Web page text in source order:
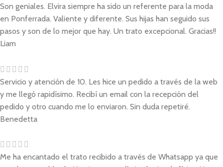
Son geniales. Elvira siempre ha sido un referente para la moda
en Ponferrada. Valiente y diferente. Sus hijas han seguido sus
pasos y son de lo mejor que hay. Un trato excepcional. Gracias!!
Liam
Servicio y atención de 10. Les hice un pedido a través de la web
y me llegó rapidísimo. Recibí un email con la recepción del
pedido y otro cuando me lo enviaron. Sin duda repetiré.
Benedetta
Me ha encantado el trato recibido a través de Whatsapp ya que